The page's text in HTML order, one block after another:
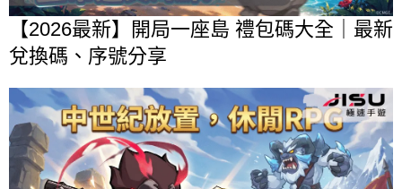
【2026最新】開局一座島 禮包碼大全｜最新
兌換碼、序號分享